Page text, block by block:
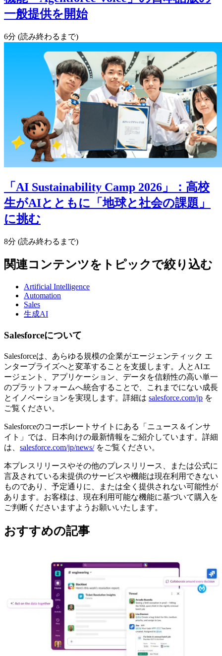
一般提供を開始
6分 (読み終わるまで)
「AI Sustainability Camp 2026」：高校
生がAIとともに「地球と社会の課題」
に挑む
8分 (読み終わるまで)
関連コンテンツをトピックで絞り込む
Artificial Intelligence
Automation
Sales
生成AI
Salesforceについて
Salesforceは、あらゆる規模の企業がエージェンティック エ
ンタープライズへと変革することを支援します。人とAIエ
ージェント、アプリケーション、データを信頼性の高い単一
のプラットフォームへ統合することで、これまでにない成長
とイノベーションを実現します。詳細は salesforce.com/jp を
ご覧ください。
Salesforceのコーポレートサイトにある「ニュース＆インサ
イト」では、日本向けの最新情報をご紹介しています。詳細
は、 salesforce.com/jp/news/ をご覧ください。
本プレスリリースやその他のプレスリリース、または公式に
言及されている未提供のサービスや機能は現在利用できない
ものであり、予定通りに、または全く提供されない可能性が
あります。お客様は、現在利用可能な機能に基づいて購入を
ご判断くださいますようお願いいたします。
おすすめの記事